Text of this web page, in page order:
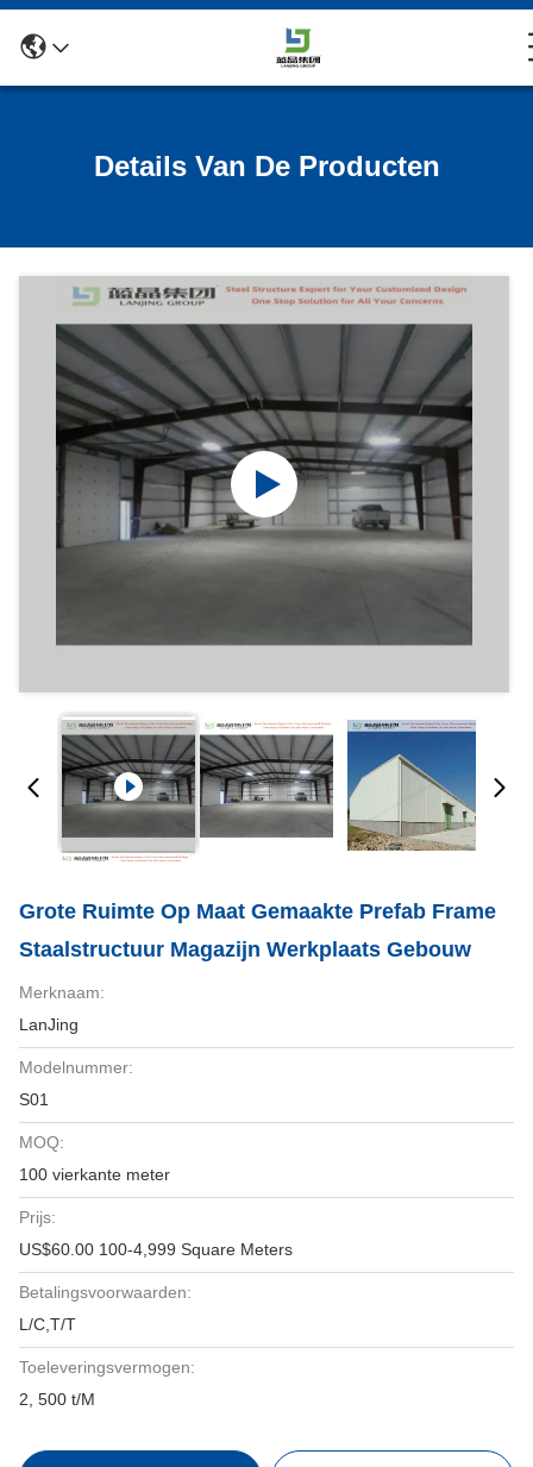
Details Van De Producten
Grote Ruimte Op Maat Gemaakte Prefab Frame
Staalstructuur Magazijn Werkplaats Gebouw
Merknaam:
LanJing
Modelnummer:
S01
MOQ:
100 vierkante meter
Prijs:
US$60.00 100-4,999 Square Meters
Betalingsvoorwaarden:
L/C,T/T
Toeleveringsvermogen:
2, 500 t/M